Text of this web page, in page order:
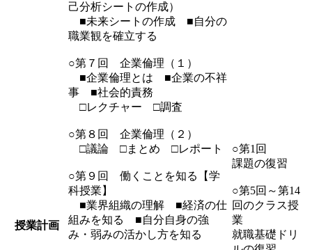
授業計画
己分析シートの作成）
■未来シートの作成 ■自分の
職業観を確立する
○第７回 企業倫理（１）
■企業倫理とは ■企業の不祥
事 ■社会的責務
□レクチャー □調査
○第８回 企業倫理（２）
□議論 □まとめ □レポート
○第９回 働くことを知る【学
科授業】
■業界組織の理解 ■経済の仕
組みを知る ■自分自身の強
み・弱みの活かし方を知る
○第1回
課題の復習
○第5回～第14
回のクラス授
業
就職基礎ドリ